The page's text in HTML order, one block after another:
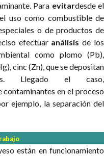
Para evitardesde el
uso como combustible de
o de productos de
efectuar análisis de los
como plomo (Pb),
cinc (Zn), que se depositan
Llegado el caso,
contaminantes en el proceso
ejemplo, la separación del
están en funcionamiento